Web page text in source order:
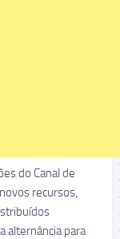
do Canal de
recursos,
alternância para